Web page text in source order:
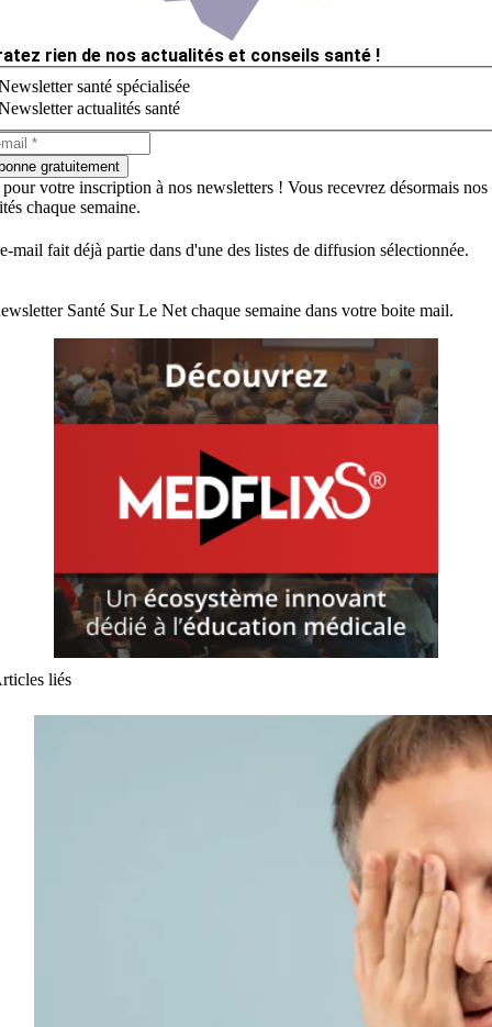
rien de nos actualités et conseils santé !
santé spécialisée
actualités santé
gratuitement
votre inscription à nos newsletters ! Vous recevrez désormais nos
chaque semaine.
mail fait déjà partie dans d'une des listes de diffusion sélectionnée.
Santé Sur Le Net chaque semaine dans votre boite mail.
liés